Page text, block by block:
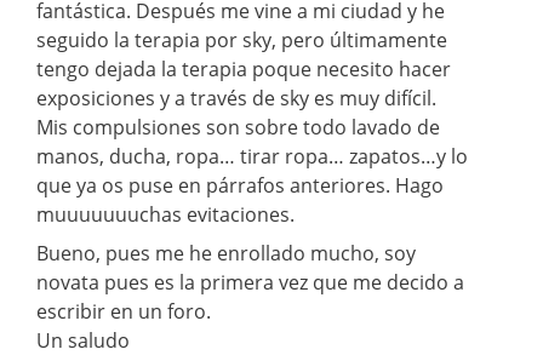
fantástica. Después me vine a mi ciudad y he
seguido la terapia por sky, pero últimamente
tengo dejada la terapia poque necesito hacer
exposiciones y a través de sky es muy difícil.
Mis compulsiones son sobre todo lavado de
manos, ducha, ropa… tirar ropa… zapatos…y lo
que ya os puse en párrafos anteriores. Hago
muuuuuuuchas evitaciones.
Bueno, pues me he enrollado mucho, soy
novata pues es la primera vez que me decido a
escribir en un foro.
Un saludo